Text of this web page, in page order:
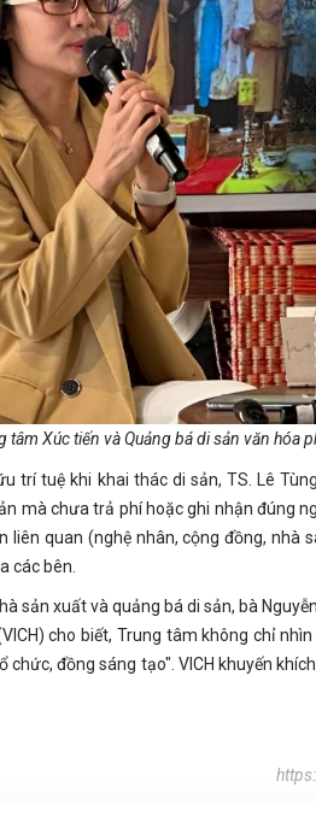
tâm Xúc tiến và Quảng bá di sản văn hóa
trí tuệ khi khai thác di sản, TS. Lê
mà chưa trả phí hoặc ghi nhận đúng
liên quan (nghệ nhân, cộng đồng,
các bên.
sản xuất và quảng bá di sản, bà
cho biết, Trung tâm không chỉ
chức, đồng sáng tạo". VICH khuyến